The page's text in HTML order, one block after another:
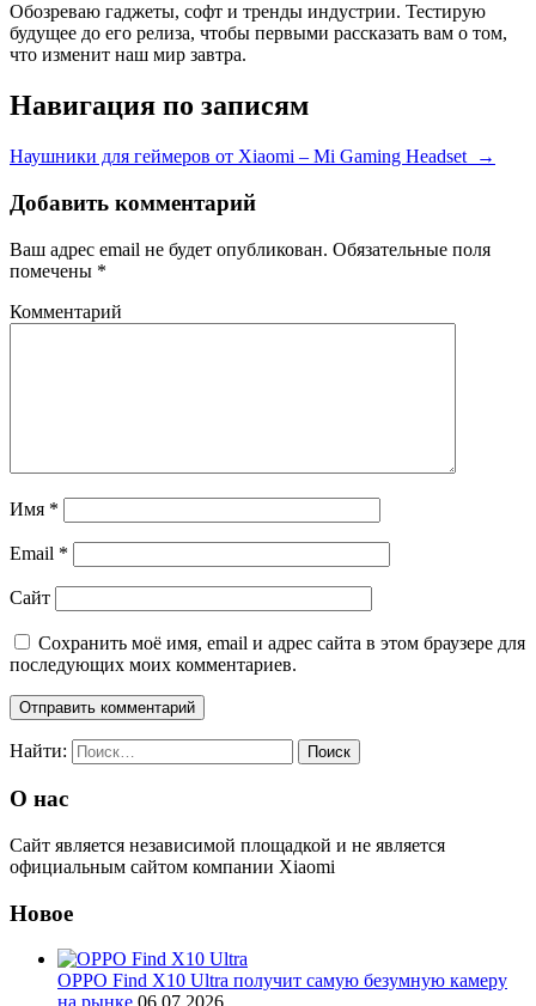
Обозреваю гаджеты, софт и тренды индустрии. Тестирую
будущее до его релиза, чтобы первыми рассказать вам о том,
что изменит наш мир завтра.
Навигация по записям
Наушники для геймеров от Xiaomi – Mi Gaming Headset →
Добавить комментарий
Ваш адрес email не будет опубликован. Обязательные поля
помечены *
Комментарий
Имя *
Email *
Сайт
Сохранить моё имя, email и адрес сайта в этом браузере для
последующих моих комментариев.
Найти:
О нас
Сайт является независимой площадкой и не является
официальным сайтом компании Xiaomi
Новое
OPPO Find X10 Ultra получит самую безумную камеру